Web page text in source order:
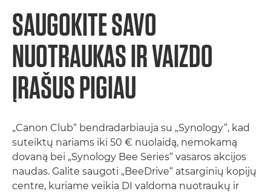
SAUGOKITE SAVO
NUOTRAUKAS IR VAIZDO
ĮRAŠUS PIGIAU
„Canon Club“ bendradarbiauja su „Synology“, kad
suteiktų nariams iki 50 € nuolaidą, nemokamą
dovaną bei „Synology Bee Series“ vasaros akcijos
naudas. Galite saugoti „BeeDrive“ atsarginių kopijų
centre, kuriame veikia DI valdoma nuotraukų ir